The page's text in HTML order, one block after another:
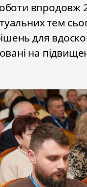
впродовж
тем
для
на